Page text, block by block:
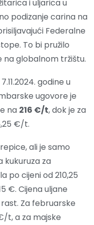
i uljarica u
podizanje carina na
Federalne
To bi pružilo
na globalnom tržištu.
godine u
ugovore je
na 216 €/t, dok je za
€/t.
ali je samo
kukuruza za
po cijeni od 210,25
€. Cijena uljane
Za februarske
t, a za majske